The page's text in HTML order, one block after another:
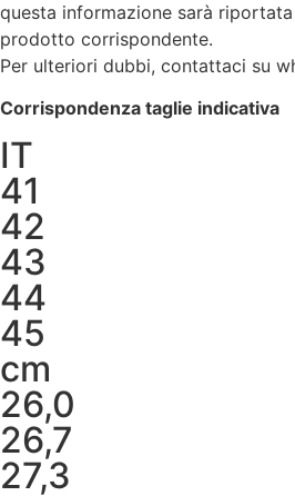
questa informazione sarà
prodotto corrispondente.
Per ulteriori dubbi, contattaci su
Corrispondenza taglie indicativa
IT
41
42
43
44
45
cm
26,0
26,7
27,3